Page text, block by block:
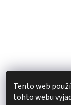
Tento web
tohto webu